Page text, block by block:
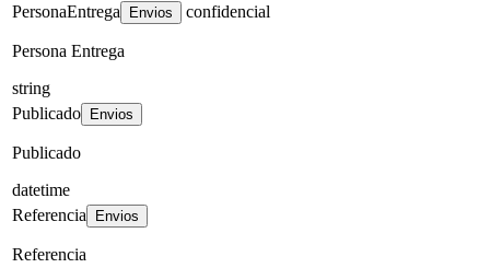
PersonaEntrega
Envios confidencial
Persona Entrega
string
Publicado
Envios
Publicado
datetime
Referencia
Envios
Referencia